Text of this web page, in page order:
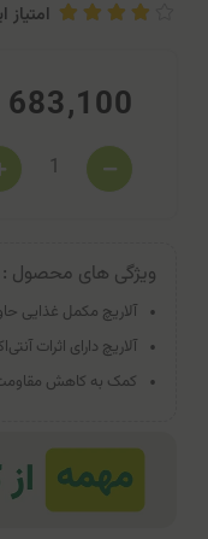
امتیاز
683,100
ویژگی های محصول :
آلاریچ مکمل غذایی حاوی 600 میلی‌گرم آلفا لیپوئیک اسید به ازای
آلاریچ دارای اثرات
کمک به کاهش مقاومت